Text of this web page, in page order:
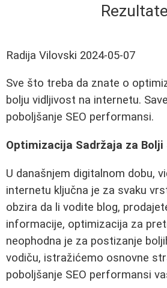
Rezultate
Radija Vilovski 2024-05-07
Sve što treba da znate o
bolju vidljivost na internetu.
poboljšanje SEO performansi.
Optimizacija Sadržaja za Bolji
U današnjem digitalnom dobu,
internetu ključna je za svaku
obzira da li vodite blog,
informacije, optimizacija za
neophodna je za postizanje
vodiču, istražićemo osnovne
poboljšanje SEO performansi